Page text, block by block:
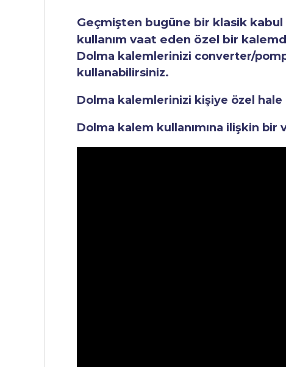
Geçmişten bugüne bir klasik
kullanım vaat eden özel bir
Dolma kalemlerinizi converter/
kullanabilirsiniz.
Dolma kalemlerinizi kişiye özel hale
Dolma kalem kullanımına ilişkin bir